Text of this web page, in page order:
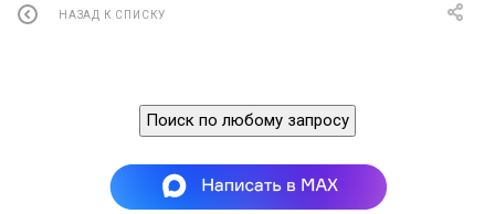
НАЗАД К СПИСКУ
Поиск по любому запросу